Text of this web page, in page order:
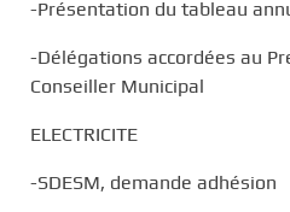
-Présentation du tableau
-Délégations accordées au
Conseiller Municipal
ELECTRICITE
-SDESM, demande adhésion